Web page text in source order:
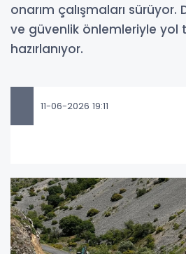
onarım çalışmaları sürüyor.
ve güvenlik önlemleriyle yol
hazırlanıyor.
11-06-2026 19:11